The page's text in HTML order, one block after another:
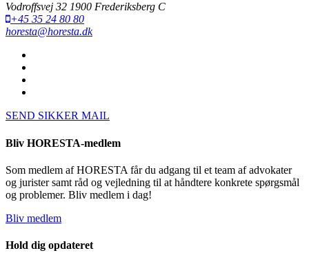
Vodroffsvej 32 1900 Frederiksberg C
+45 35 24 80 80
horesta@horesta.dk
SEND SIKKER MAIL
Bliv HORESTA-medlem
Som medlem af HORESTA får du adgang til et team af advokater
og jurister samt råd og vejledning til at håndtere konkrete spørgsmål
og problemer. Bliv medlem i dag!
Bliv medlem
Hold dig opdateret